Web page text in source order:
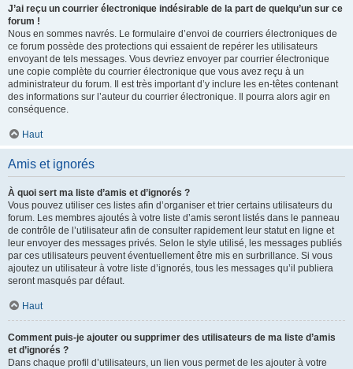
J’ai reçu un courrier électronique indésirable de la part de quelqu’un sur ce
forum !
Nous en sommes navrés. Le formulaire d’envoi de courriers électroniques de
ce forum possède des protections qui essaient de repérer les utilisateurs
envoyant de tels messages. Vous devriez envoyer par courrier électronique
une copie complète du courrier électronique que vous avez reçu à un
administrateur du forum. Il est très important d’y inclure les en-têtes contenant
des informations sur l’auteur du courrier électronique. Il pourra alors agir en
conséquence.
Haut
Amis et ignorés
À quoi sert ma liste d’amis et d’ignorés ?
Vous pouvez utiliser ces listes afin d’organiser et trier certains utilisateurs du
forum. Les membres ajoutés à votre liste d’amis seront listés dans le panneau
de contrôle de l’utilisateur afin de consulter rapidement leur statut en ligne et
leur envoyer des messages privés. Selon le style utilisé, les messages publiés
par ces utilisateurs peuvent éventuellement être mis en surbrillance. Si vous
ajoutez un utilisateur à votre liste d’ignorés, tous les messages qu’il publiera
seront masqués par défaut.
Haut
Comment puis-je ajouter ou supprimer des utilisateurs de ma liste d’amis
et d’ignorés ?
Dans chaque profil d’utilisateurs, un lien vous permet de les ajouter à votre